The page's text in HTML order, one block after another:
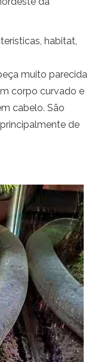
habitat,
muito parecida
corpo curvado e
cabelo. São
de